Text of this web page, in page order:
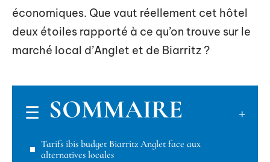
économiques. Que vaut réellement cet hôtel
deux étoiles rapporté à ce qu’on trouve sur le
marché local d’Anglet et de Biarritz ?
SOMMAIRE
Tarifs ibis budget Biarritz Anglet face aux
alternatives locales